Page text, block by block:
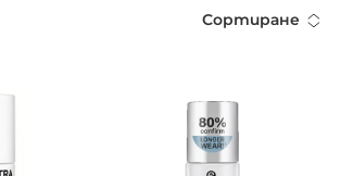
Сортиране